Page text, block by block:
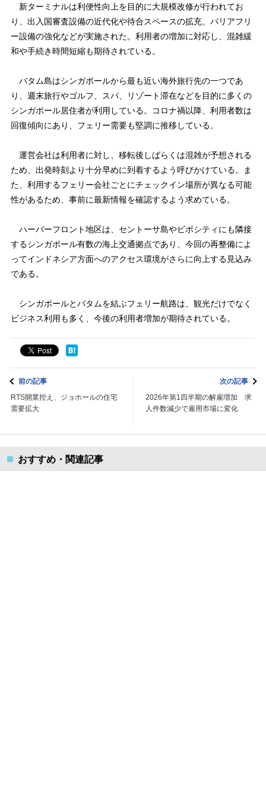
新ターミナルは利便性向上を目的に大規模改修が行われてお
り、出入国審査設備の近代化や待合スペースの拡充、バリアフリ
ー設備の強化などが実施された。利用者の増加に対応し、混雑緩
和や手続き時間短縮も期待されている。
バタム島はシンガポールから最も近い海外旅行先の一つであ
り、週末旅行やゴルフ、スパ、リゾート滞在などを目的に多くの
シンガポール居住者が利用している。コロナ禍以降、利用者数は
回復傾向にあり、フェリー需要も堅調に推移している。
運営会社は利用者に対し、移転後しばらくは混雑が予想される
ため、出発時刻より十分早めに到着するよう呼びかけている。ま
た、利用するフェリー会社ごとにチェックイン場所が異なる可能
性があるため、事前に最新情報を確認するよう求めている。
ハーバーフロント地区は、セントーサ島やビボシティにも隣接
するシンガポール有数の海上交通拠点であり、今回の再整備によ
ってインドネシア方面へのアクセス環境がさらに向上する見込み
である。
シンガポールとバタムを結ぶフェリー航路は、観光だけでなく
ビジネス利用も多く、今後の利用者増加が期待されている。
前の記事
RTS開業控え、ジョホールの住宅
需要拡大
次の記事
2026年第1四半期の解雇増加 求
人件数減少で雇用市場に変化
おすすめ・関連記事